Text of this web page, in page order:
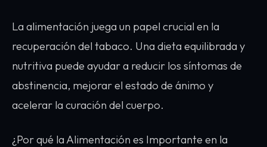
La alimentación juega un papel crucial en la
recuperación del tabaco. Una dieta equilibrada y
nutritiva puede ayudar a reducir los síntomas de
abstinencia, mejorar el estado de ánimo y
acelerar la curación del cuerpo.
¿Por qué la Alimentación es Importante en la